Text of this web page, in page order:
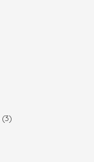
(3)